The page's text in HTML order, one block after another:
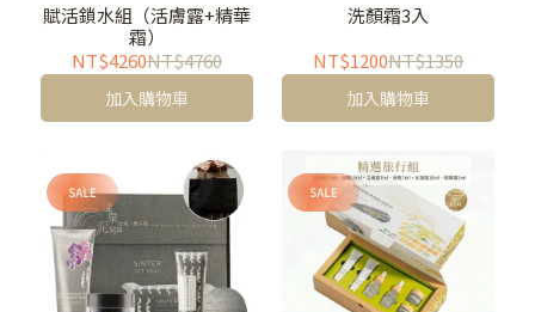
賦活鎖水組（活膚露+精華
霜）
NT$4260NT$4760
加入購物車
洗顏霜3入
NT$1200NT$1350
加入購物車